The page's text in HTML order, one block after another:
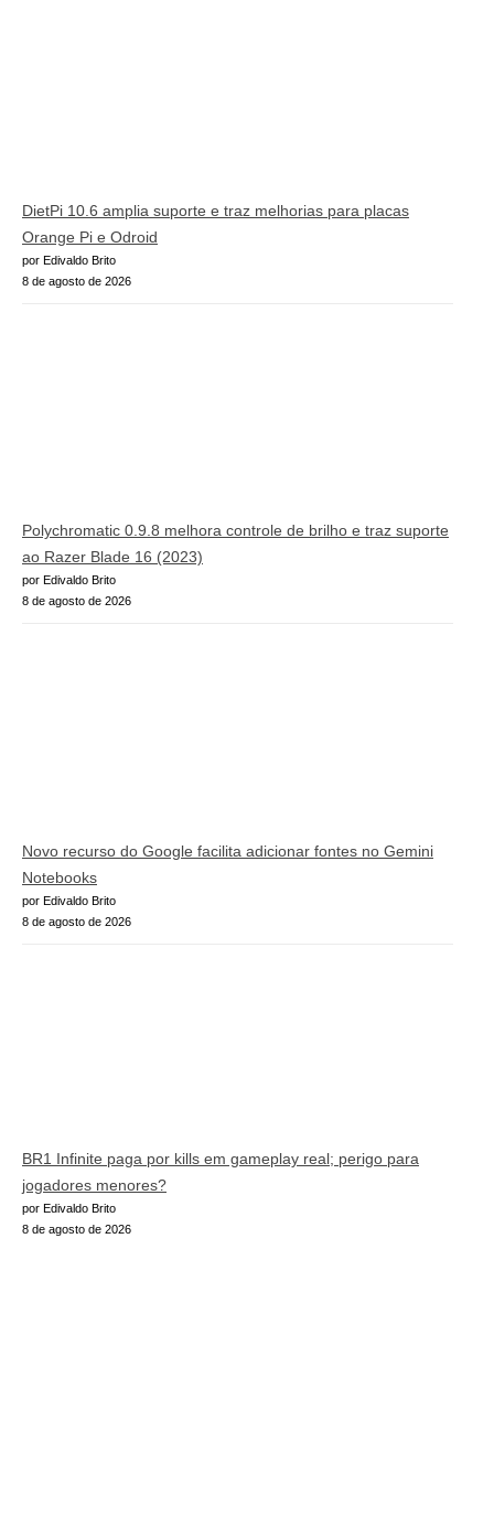
DietPi 10.6 amplia suporte e traz melhorias para placas
Orange Pi e Odroid
por Edivaldo Brito
8 de agosto de 2026
Polychromatic 0.9.8 melhora controle de brilho e traz suporte
ao Razer Blade 16 (2023)
por Edivaldo Brito
8 de agosto de 2026
Novo recurso do Google facilita adicionar fontes no Gemini
Notebooks
por Edivaldo Brito
8 de agosto de 2026
BR1 Infinite paga por kills em gameplay real; perigo para
jogadores menores?
por Edivaldo Brito
8 de agosto de 2026